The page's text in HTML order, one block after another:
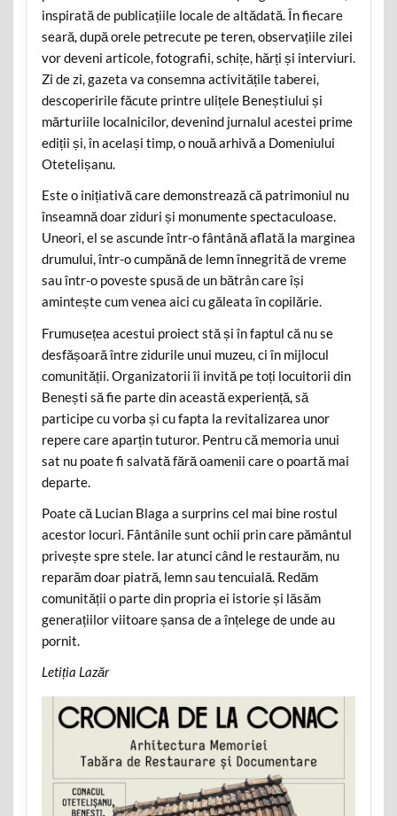
inspirată de publicațiile locale de altădată. În fiecare
seară, după orele petrecute pe teren, observațiile zilei
vor deveni articole, fotografii, schițe, hărți și interviuri.
Zi de zi, gazeta va consemna activitățile taberei,
descoperirile făcute printre ulițele Beneștiului și
mărturiile localnicilor, devenind jurnalul acestei prime
ediții și, în același timp, o nouă arhivă a Domeniului
Otetelișanu.
Este o inițiativă care demonstrează că patrimoniul nu
înseamnă doar ziduri și monumente spectaculoase.
Uneori, el se ascunde într-o fântână aflată la marginea
drumului, într-o cumpănă de lemn înnegrită de vreme
sau într-o poveste spusă de un bătrân care își
amintește cum venea aici cu găleata în copilărie.
Frumusețea acestui proiect stă și în faptul că nu se
desfășoară între zidurile unui muzeu, ci în mijlocul
comunității. Organizatorii îi invită pe toți locuitorii din
Benești să fie parte din această experiență, să
participe cu vorba și cu fapta la revitalizarea unor
repere care aparțin tuturor. Pentru că memoria unui
sat nu poate fi salvată fără oamenii care o poartă mai
departe.
Poate că Lucian Blaga a surprins cel mai bine rostul
acestor locuri. Fântânile sunt ochii prin care pământul
privește spre stele. Iar atunci când le restaurăm, nu
reparăm doar piatră, lemn sau tencuială. Redăm
comunității o parte din propria ei istorie și lăsăm
generațiilor viitoare șansa de a înțelege de unde au
pornit.
Letiția Lazăr